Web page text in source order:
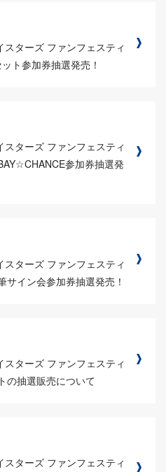
スターズ ファンフェスティ
ト参加券抽選発売！
スターズ ファンフェスティ
参加券抽選発
スターズ ファンフェスティ
イン会参加券抽選発売！
スターズ ファンフェスティ
の抽選販売について
スターズ ファンフェスティ